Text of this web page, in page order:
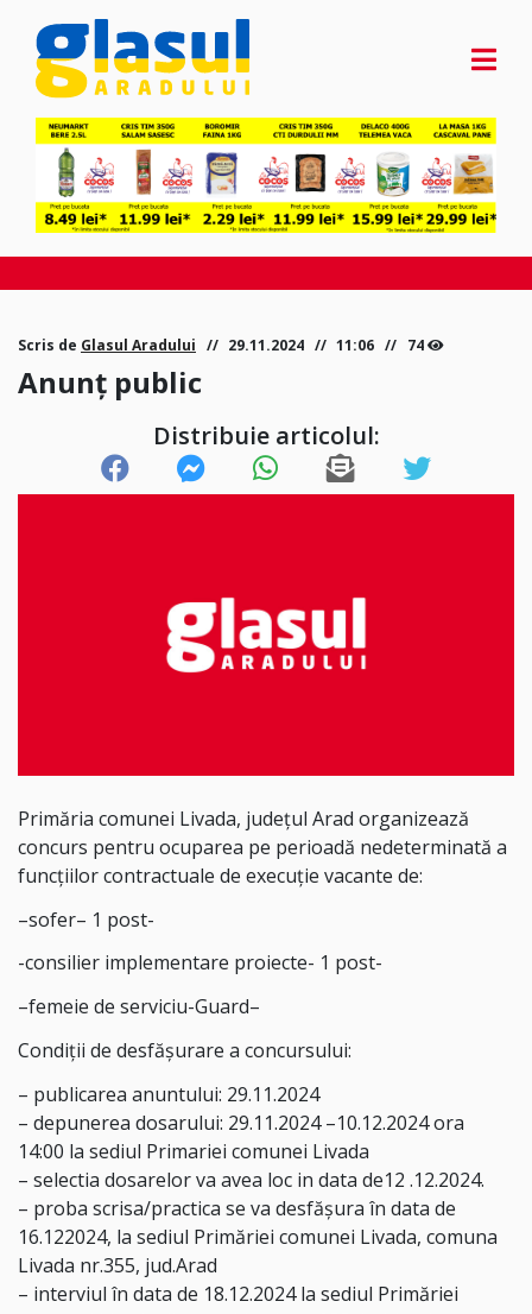
Scris de Glasul Aradului 29.11.2024 11:06 74
Anunț public
Distribuie articolul:
Primăria comunei Livada, județul Arad organizează
concurs pentru ocuparea pe perioadă nedeterminată a
funcțiilor contractuale de execuție vacante de:
–sofer– 1 post-
-consilier implementare proiecte- 1 post-
–femeie de serviciu-Guard–
Condiții de desfășurare a concursului:
– publicarea anuntului: 29.1 1.2024
– depunerea dosarului: 29.1 1.2024–10.12.2024ora
14:00 la sediul Primariei comunei Livada
– selectia dosarelor va avea loc in data de12 .12.2024.
– proba scrisa/practica se va desfășura în data de
16.122024, la sediul Primăriei comunei Livada, comuna
Livada nr.355, jud.Arad
– interviul în data de 18.12.2024 la sediul Primăriei